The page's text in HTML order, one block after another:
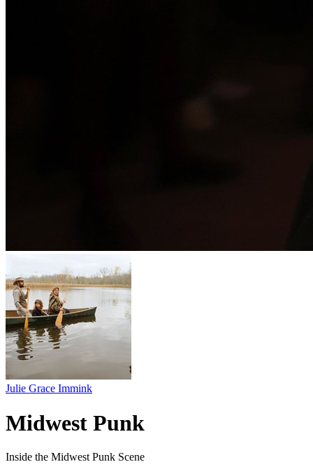
Julie Grace Immink
Midwest Punk
Inside the Midwest Punk Scene